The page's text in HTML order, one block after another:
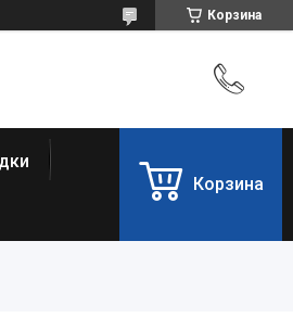
Корзина
Корзина